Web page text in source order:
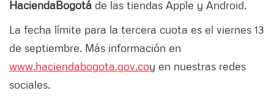
HaciendaBogotá de las tiendas Apple y Android.
La fecha límite para la tercera cuota es el viernes 13
de septiembre. Más información en
www.haciendabogota.gov.coy en nuestras redes
sociales.